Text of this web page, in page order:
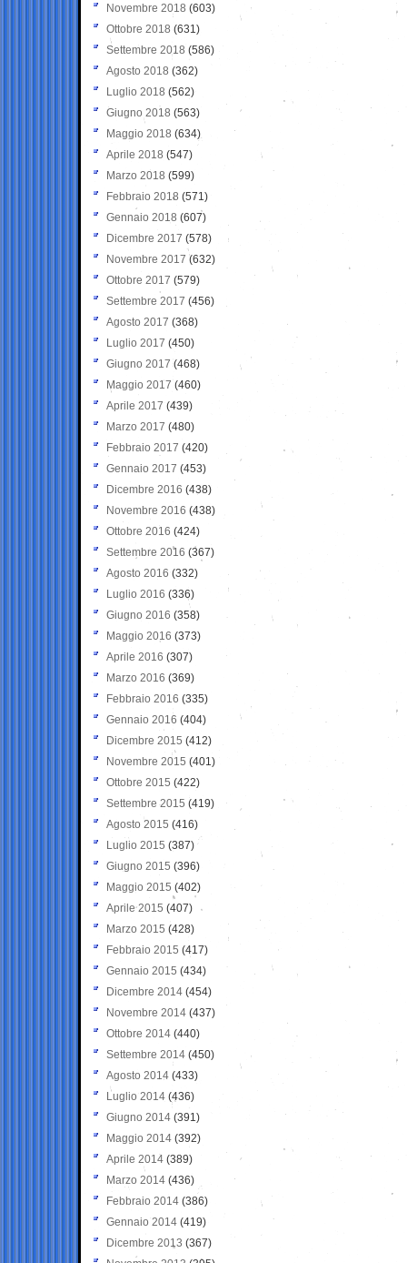
Novembre 2018 (603)
Ottobre 2018 (631)
Settembre 2018 (586)
Agosto 2018 (362)
Luglio 2018 (562)
Giugno 2018 (563)
Maggio 2018 (634)
Aprile 2018 (547)
Marzo 2018 (599)
Febbraio 2018 (571)
Gennaio 2018 (607)
Dicembre 2017 (578)
Novembre 2017 (632)
Ottobre 2017 (579)
Settembre 2017 (456)
Agosto 2017 (368)
Luglio 2017 (450)
Giugno 2017 (468)
Maggio 2017 (460)
Aprile 2017 (439)
Marzo 2017 (480)
Febbraio 2017 (420)
Gennaio 2017 (453)
Dicembre 2016 (438)
Novembre 2016 (438)
Ottobre 2016 (424)
Settembre 2016 (367)
Agosto 2016 (332)
Luglio 2016 (336)
Giugno 2016 (358)
Maggio 2016 (373)
Aprile 2016 (307)
Marzo 2016 (369)
Febbraio 2016 (335)
Gennaio 2016 (404)
Dicembre 2015 (412)
Novembre 2015 (401)
Ottobre 2015 (422)
Settembre 2015 (419)
Agosto 2015 (416)
Luglio 2015 (387)
Giugno 2015 (396)
Maggio 2015 (402)
Aprile 2015 (407)
Marzo 2015 (428)
Febbraio 2015 (417)
Gennaio 2015 (434)
Dicembre 2014 (454)
Novembre 2014 (437)
Ottobre 2014 (440)
Settembre 2014 (450)
Agosto 2014 (433)
Luglio 2014 (436)
Giugno 2014 (391)
Maggio 2014 (392)
Aprile 2014 (389)
Marzo 2014 (436)
Febbraio 2014 (386)
Gennaio 2014 (419)
Dicembre 2013 (367)